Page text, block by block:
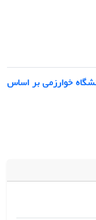
خوارزمی بر اساس